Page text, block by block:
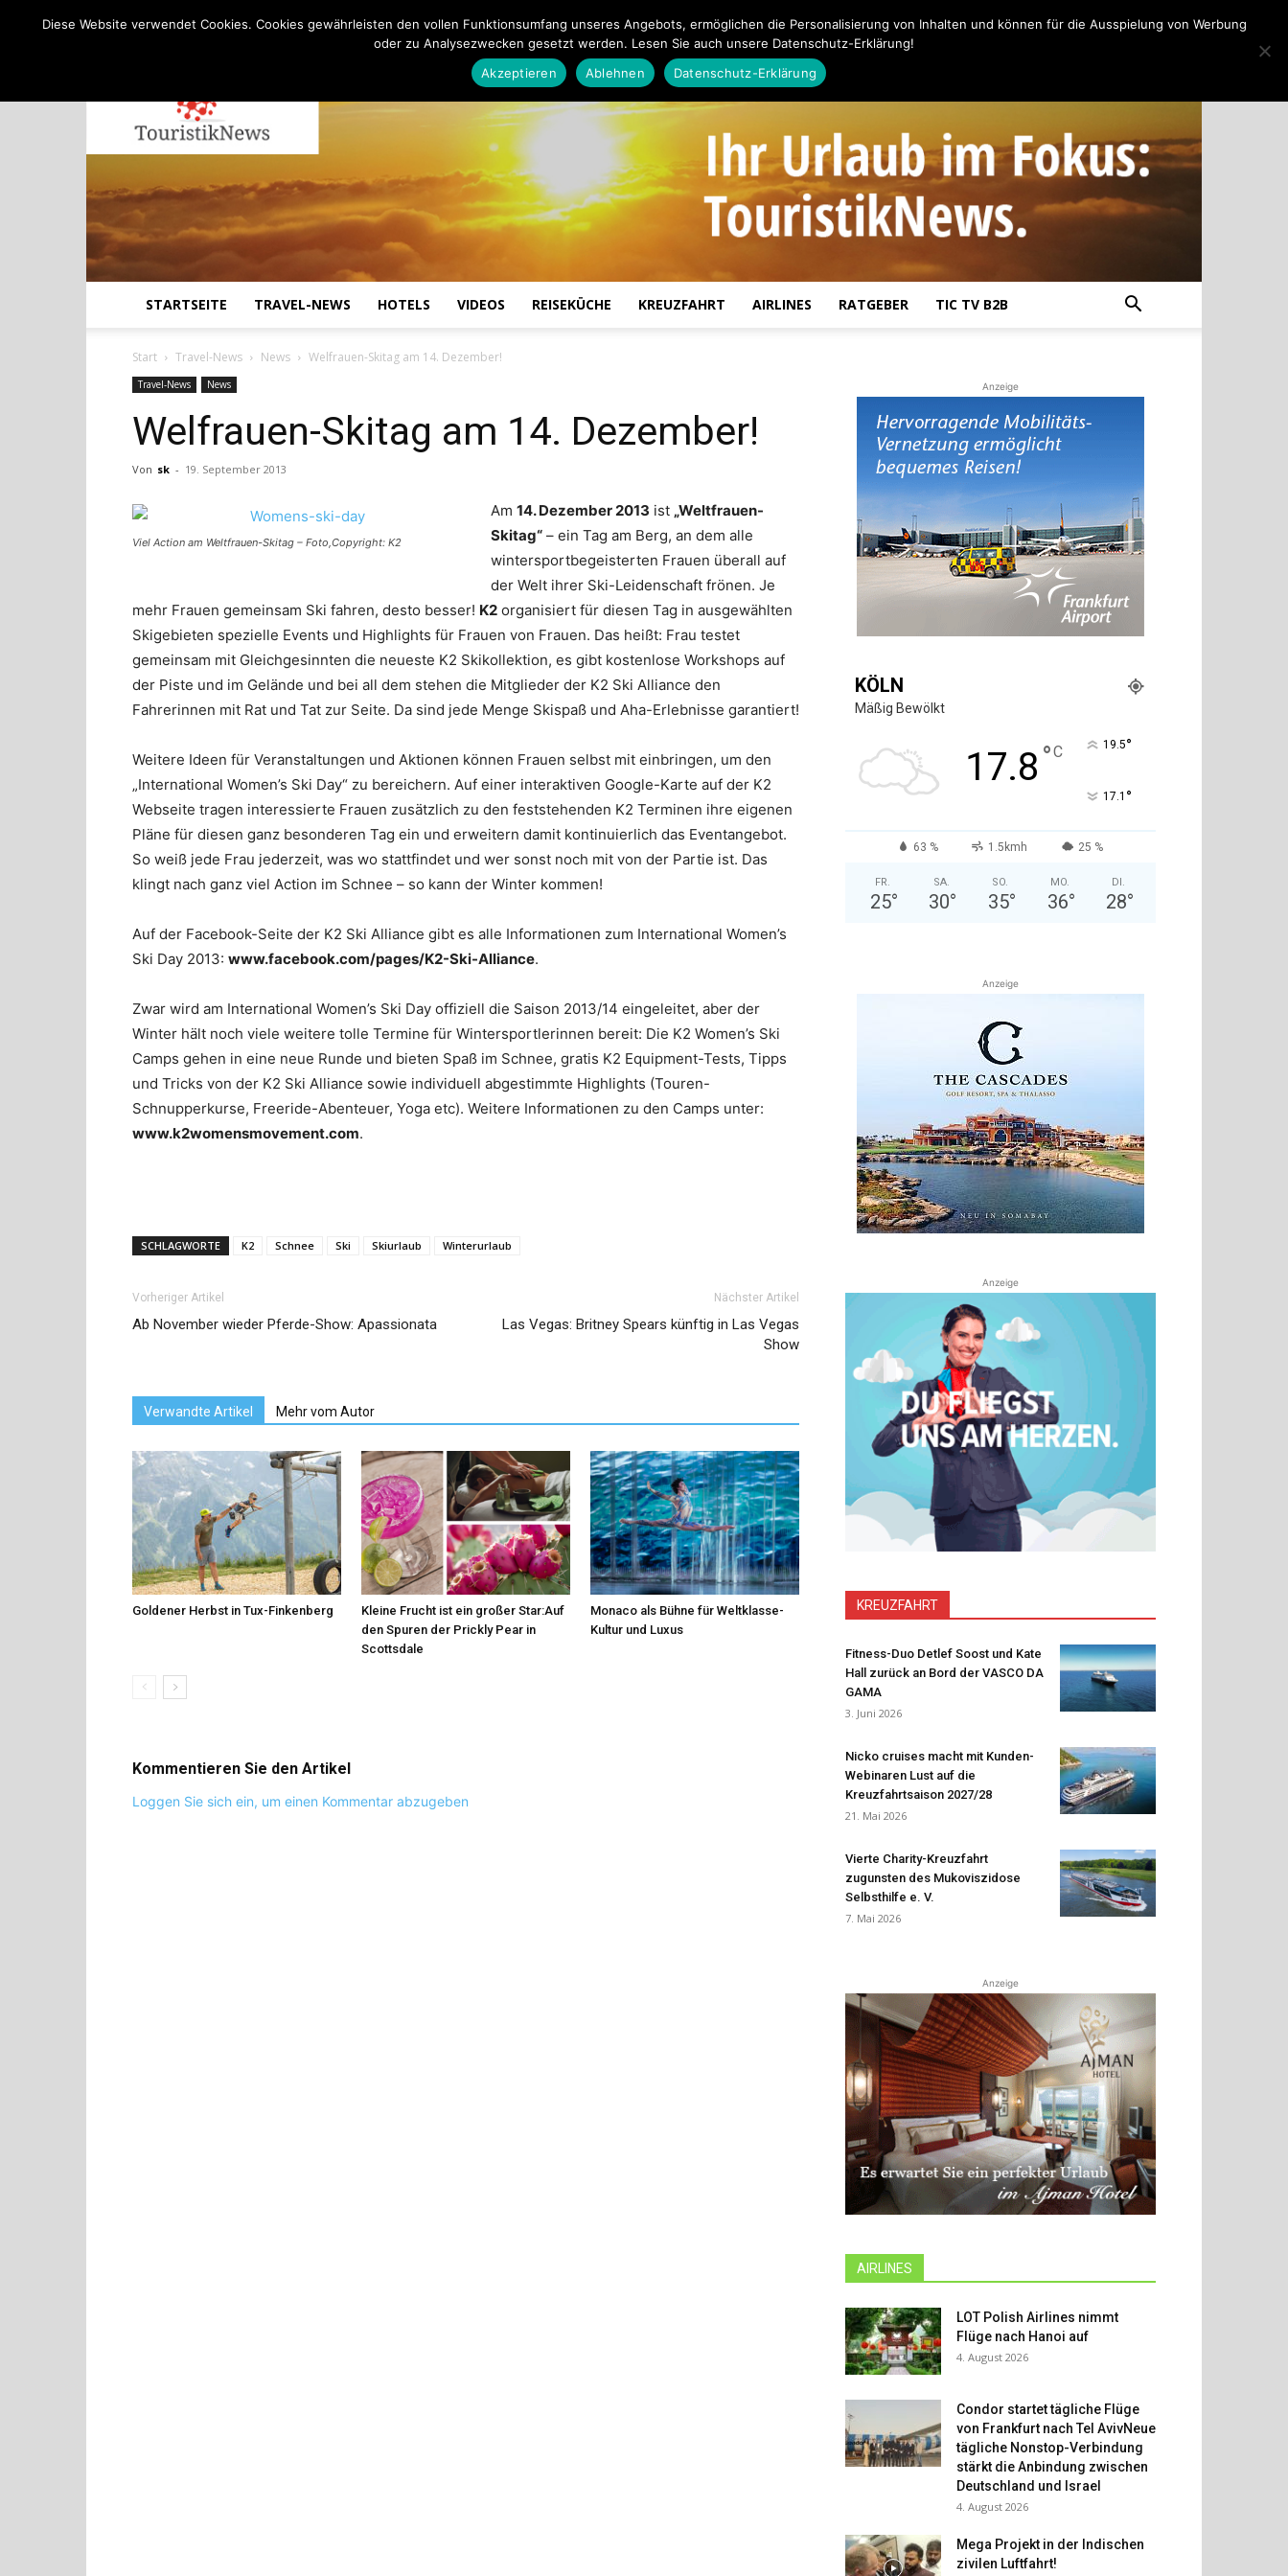
Touristiknews
und
Reiseempfehlungen.
STARTSEITE TRAVEL-NEWS HOTELS VIDEOS REISEKÜCHE KREUZFAHRT AIRLINES RATGEBER TIC TV B2B
Start Travel-News News Welfrauen-Skitag am 14. Dezember!
Travel-News News
Welfrauen-Skitag am 14. Dezember!
Von sk - 19. September 2013
Viel Action am Weltfrauen-Skitag – Foto,Copyright: K2
Am 14. Dezember 2013 ist „Weltfrauen-
Skitag“ – ein Tag am Berg, an dem alle
wintersportbegeisterten Frauen überall auf
der Welt ihrer Ski-Leidenschaft frönen. Je
mehr Frauen gemeinsam Ski fahren, desto besser! K2 organisiert für diesen Tag in ausgewählten
Skigebieten spezielle Events und Highlights für Frauen von Frauen. Das heißt: Frau testet
gemeinsam mit Gleichgesinnten die neueste K2 Skikollektion, es gibt kostenlose Workshops auf
der Piste und im Gelände und bei all dem stehen die Mitglieder der K2 Ski Alliance den
Fahrerinnen mit Rat und Tat zur Seite. Da sind jede Menge Skispaß und Aha-Erlebnisse garantiert!
Weitere Ideen für Veranstaltungen und Aktionen können Frauen selbst mit einbringen, um den
„International Women’s Ski Day“ zu bereichern. Auf einer interaktiven Google-Karte auf der K2
Webseite tragen interessierte Frauen zusätzlich zu den feststehenden K2 Terminen ihre eigenen
Pläne für diesen ganz besonderen Tag ein und erweitern damit kontinuierlich das Eventangebot.
So weiß jede Frau jederzeit, was wo stattfindet und wer sonst noch mit von der Partie ist. Das
klingt nach ganz viel Action im Schnee – so kann der Winter kommen!
Auf der Facebook-Seite der K2 Ski Alliance gibt es alle Informationen zum International Women’s
Ski Day 2013: www.facebook.com/pages/K2-Ski-Alliance.
Zwar wird am International Women’s Ski Day offiziell die Saison 2013/14 eingeleitet, aber der
Winter hält noch viele weitere tolle Termine für Wintersportlerinnen bereit: Die K2 Women’s Ski
Camps gehen in eine neue Runde und bieten Spaß im Schnee, gratis K2 Equipment-Tests, Tipps
und Tricks von der K2 Ski Alliance sowie individuell abgestimmte Highlights (Touren-
Schnupperkurse, Freeride-Abenteuer, Yoga etc). Weitere Informationen zu den Camps unter:
www.k2womensmovement.com.
SCHLAGWORTE K2 Schnee Ski Skiurlaub Winterurlaub
Vorheriger Artikel
Ab November wieder Pferde-Show: Apassionata
Nächster Artikel
Las Vegas: Britney Spears künftig in Las Vegas
Show
Verwandte Artikel Mehr vom Autor
Goldener Herbst in Tux-Finkenberg
Kleine Frucht ist ein großer Star:Auf
den Spuren der Prickly Pear in
Scottsdale
Monaco als Bühne für Weltklasse-
Kultur und Luxus
Kommentieren Sie den Artikel
Loggen Sie sich ein, um einen Kommentar abzugeben
Anzeige
KÖLN
Mäßig Bewölkt
17.8 °C 19.5°
17.1 °
63 % 1.5kmh 25 %
FR.
25°
SA.
30°
SO.
35°
MO.
36°
DI.
28°
Anzeige
Anzeige
KREUZFAHRT
Fitness-Duo Detlef Soost und Kate
Hall zurück an Bord der VASCO DA
GAMA
3. Juni 2026
Nicko cruises macht mit Kunden-
Webinaren Lust auf die
Kreuzfahrtsaison 2027/28
21. Mai 2026
Vierte Charity-Kreuzfahrt
zugunsten des Mukoviszidose
Selbsthilfe e. V.
7. Mai 2026
Anzeige
AIRLINES
LOT Polish Airlines nimmt
Flüge nach Hanoi auf
4. August 2026
Condor startet tägliche Flüge
von Frankfurt nach Tel AvivNeue
tägliche Nonstop-Verbindung
stärkt die Anbindung zwischen
Deutschland und Israel
4. August 2026
Mega Projekt in der Indischen
zivilen Luftfahrt!
Diese Website verwendet Cookies. Cookies gewährleisten den vollen Funktionsumfang unseres Angebots, ermöglichen die Personalisierung von Inhalten und können für die Ausspielung von Werbung
oder zu Analysezwecken gesetzt werden. Lesen Sie auch unsere Datenschutz-Erklärung!
Akzeptieren
Ablehnen Datenschutz-Erklärung